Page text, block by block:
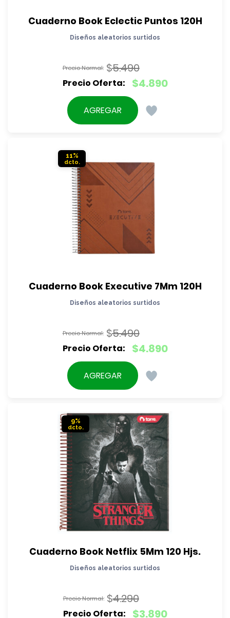
Cuaderno Book Eclectic Puntos 120H
Diseños aleatorios surtidos
$5.490
El
precio
original
$4.890
El
precio
actual
AGREGAR
11%
Cuaderno Book Executive 7Mm 120H
Diseños aleatorios surtidos
$5.490
El
precio
original
$4.890
El
precio
actual
$4.890.
AGREGAR
9%
Cuaderno Book Netflix 5Mm 120 Hjs.
Diseños aleatorios surtidos
$4.290
El
$3.890